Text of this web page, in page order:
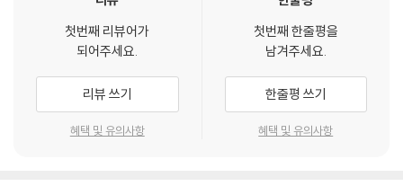
마치 내버려진 것처럼 자랐지만 역설적이게도 도리어 이런 환경이 나의 생
각과 직감을 신뢰하고, 주어진 것이 부족하더라도 잘 활용하며, 문제가 생
기면 창의적이고 주도적으로 해결할 수 있도록 훈련하는 계기가 되었다.
이렇듯 때로는 가르침의 손길이 덜할 때 오히려 아이들은 더 크게 배우기
도 한다. 그렇기에 나는 나의 어린 시절이 원망스럽지 않고 오히려 마냥 고
돌보고 강단에도 서고 싶었다. 하지만 자꾸 일을 해야 한다고 재촉하는 머
리와 달리 몸이 말을 듣지 않았다. 10년간 다녀서 눈 감고도 돌아다닐 수 있
이 떠오르지 않아 환자 앞에서 얼버무리는 지경에 이르렀다. 결국 그녀는
이 병으로 인해 자신이 그토록 사랑해마지않던 의사로서의 일과 교수로서
의 삶을 잠시 내려놓을 수밖에 없었다.
첫번째 리뷰어가
되어주세요.
리뷰 쓰기
혜택 및 유의사항
첫번째 한줄평을
남겨주세요.
한줄평 쓰기
혜택 및 유의사항